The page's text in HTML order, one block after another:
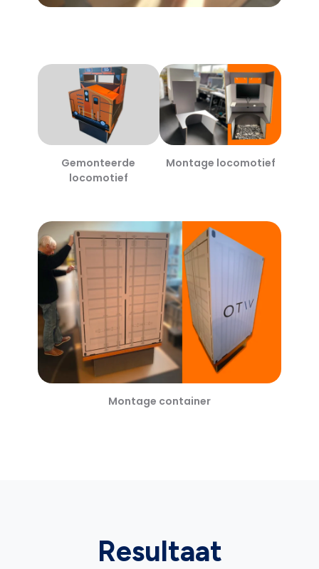
Gemonteerde
locomotief
Montage locomotief
Gemonteerde
Otiv
container
Montage container
Resultaat